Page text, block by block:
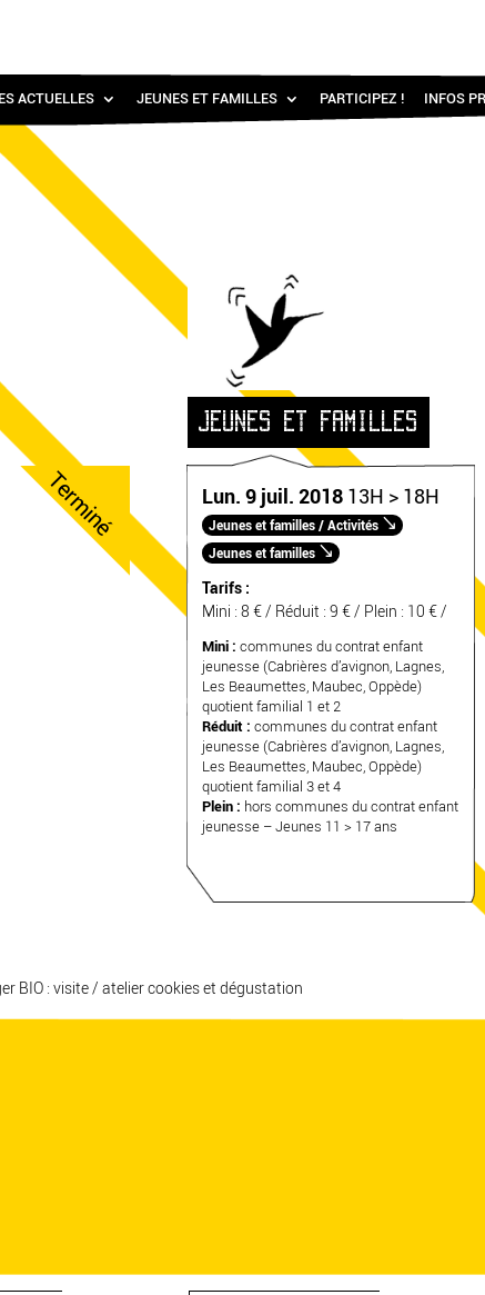
ACTUELLES JEUNES ET FAMILLES PARTICIPEZ ! INFOS
JEUNES ET FAMILLES
Terminé Lun. 9 juil. 2018 13H > 18H
Jeunes et familles / Activités
Jeunes et familles
Tarifs :
Mini : 8 € / Réduit : 9 € / Plein : 10 € /
Mini : communes du contrat enfant
jeunesse (Cabrières d’avignon, Lagnes,
Les Beaumettes, Maubec, Oppède)
quotient familial 1 et 2
Réduit : communes du contrat enfant
jeunesse (Cabrières d’avignon, Lagnes,
Les Beaumettes, Maubec, Oppède)
quotient familial 3 et 4
Plein : hors communes du contrat enfant
jeunesse – Jeunes 11 > 17 ans
BIO : visite / atelier cookies et dégustation